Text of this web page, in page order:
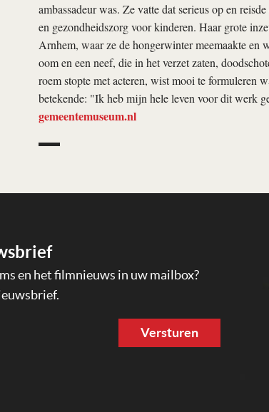
ambassadeur was. Ze vatte dat serieus op en
en gezondheidszorg voor kinderen. Haar grote
Arnhem, waar ze de hongerwinter meemaakte en
oom en een neef, die in het verzet zaten,
roem stopte met acteren, wist mooi te formuleren
betekende: "Ik heb mijn hele leven voor dit werk
gemeentemuseum.nl
en het filmnieuws in uw mailbox?